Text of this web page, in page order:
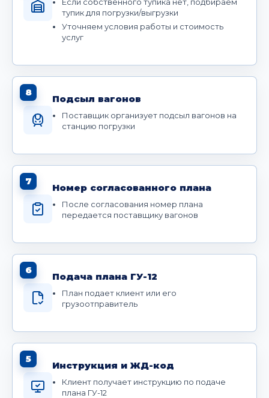
тупик для погрузки/выгрузки
Уточняем условия работы и стоимость
услуг
8
Подсыл вагонов
Поставщик организует подсыл вагонов на
станцию погрузки
7
Номер согласованного плана
После согласования номер плана
передается поставщику вагонов
6
Подача плана ГУ-12
План подает клиент или его
грузоотправитель
5
Инструкция и ЖД-код
Клиент получает инструкцию по подаче
плана ГУ-12